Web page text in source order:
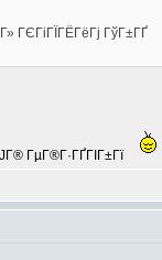
ГЄГіГЇГЁГёГј ГўГ±ГҐ
ГµГ®Г·ГҐГІГ±Гї